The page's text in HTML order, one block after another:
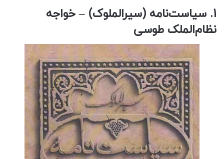
1. سیاست‌نامه (سیرالملوک) – خواجه
نظام‌الملک طوسی